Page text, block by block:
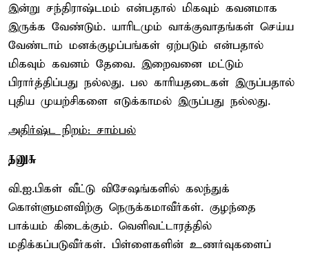
இன்று சந்திராஷ்டமம் என்பதால் மிகவும் கவனமாக
இருக்க வேண்டும். யாரிடமும் வாக்குவாதங்கள் செய்ய
வேண்டாம் மனக்குழப்பங்கள் ஏற்படும் என்பதால்
மிகவும் கவனம் தேவை. இறைவனை மட்டும்
பிரார்த்திப்பது நல்லது. பல காரியதடைகள் இருப்பதால்
புதிய முயற்சிகளை எடுக்காமல் இருப்பது நல்லது.
அதிர்ஷ்ட நிறம்: சாம்பல்
தனுசு
வி.ஐ.பிகள் வீட்டு விசேஷங்களில் கலந்துக்
கொள்ளுமளவிற்கு நெருக்கமாவீர்கள். குழந்தை
பாக்யம் கிடைக்கும். வெளிவட்டாரத்தில்
மதிக்கப்படுவீர்கள். பிள்ளைகளின் உணர்வுகளைப்